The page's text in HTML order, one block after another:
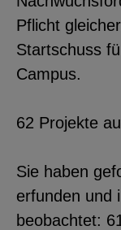
Pflicht
Startschuss
Campus.
62 Projekte
Sie haben
erfunden und
beobachtet: